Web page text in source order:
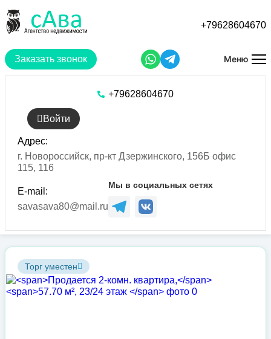
основному
Заказать звонок
+79628604670
Меню
+79628604670
Войти
Адрес:
г. Новороссийск, пр-кт Дзержинского, 156Б офис
115, 116
E-mail:
savasava80@mail.ru
Мы в социальных сетях
Торг уместен